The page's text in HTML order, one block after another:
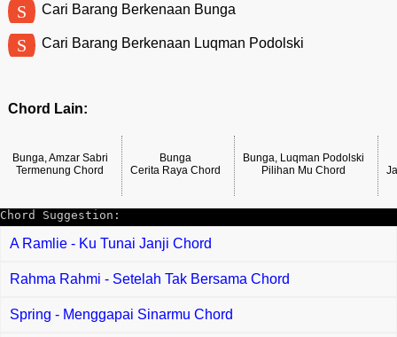
S Cari Barang Berkenaan Bunga
S Cari Barang Berkenaan Luqman Podolski
Chord Lain:
Bunga, Amzar Sabri
Termenung Chord
Bunga
Cerita Raya Chord
Bunga, Luqman Podolski
Pilihan Mu Chord
Chord Suggestion:
A Ramlie - Ku Tunai Janji Chord
Rahma Rahmi - Setelah Tak Bersama Chord
Spring - Menggapai Sinarmu Chord